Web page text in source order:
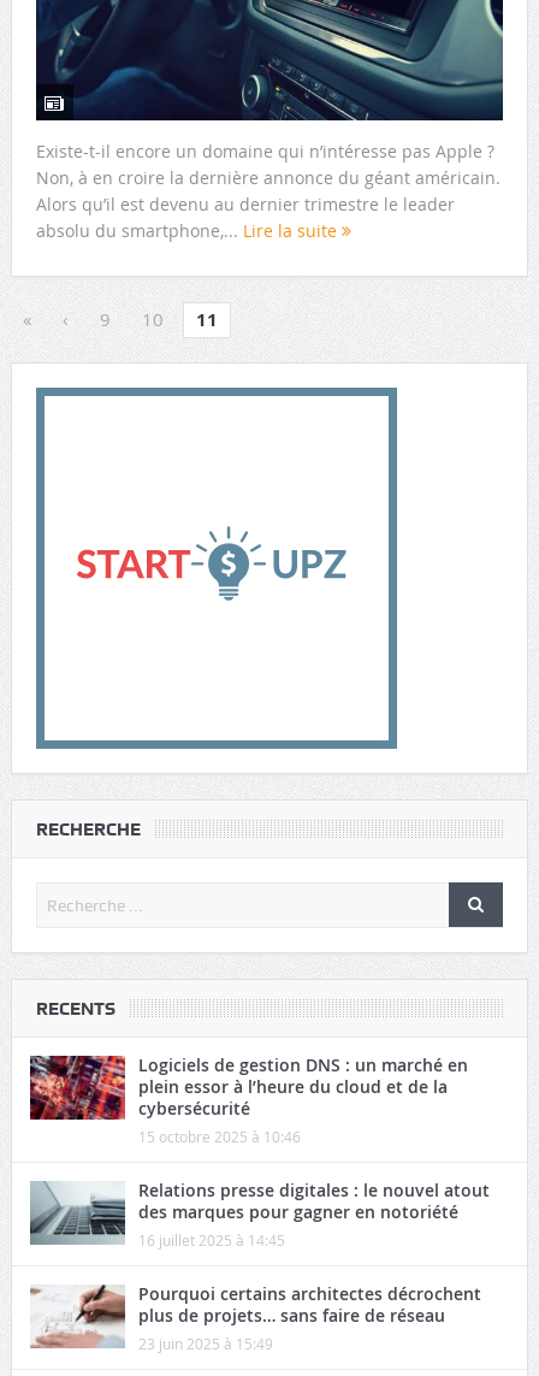
Existe-t-il encore un domaine qui n’intéresse pas Apple ?
Non, à en croire la dernière annonce du géant américain.
Alors qu’il est devenu au dernier trimestre le leader
absolu du smartphone,... Lire la suite
« ‹ 9 10 11
RECHERCHE
RECENTS
Logiciels de gestion DNS : un marché en
plein essor à l’heure du cloud et de la
cybersécurité
15 octobre 2025 à 10:46
Relations presse digitales : le nouvel atout
des marques pour gagner en notoriété
16 juillet 2025 à 14:45
Pourquoi certains architectes décrochent
plus de projets… sans faire de réseau
23 juin 2025 à 15:49